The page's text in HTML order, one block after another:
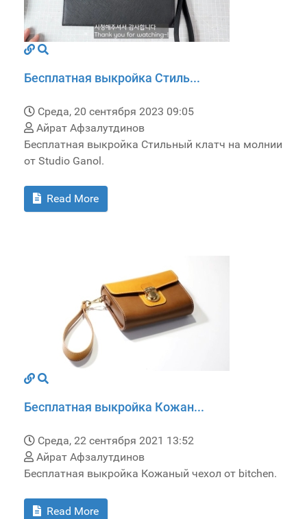
Бесплатная выкройка Стиль...
Среда, 20 сентября 2023 09:05
Айрат Афзалутдинов
Бесплатная выкройка Стильный клатч на молнии
от Studio Ganol.
Read More
Бесплатная выкройка Кожан...
Среда, 22 сентября 2021 13:52
Айрат Афзалутдинов
Бесплатная выкройка Кожаный чехол от bitchen.
Read More